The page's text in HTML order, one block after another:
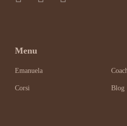
Menu
Emanuela
Corsi Blog